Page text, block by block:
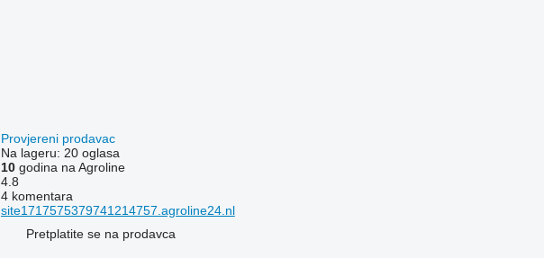
Provjereni prodavac
Na lageru: 20 oglasa
10godina na Agroline
4.8
4 komentara
site1717575379741214757.agroline24.nl
Pretplatite se na prodavca